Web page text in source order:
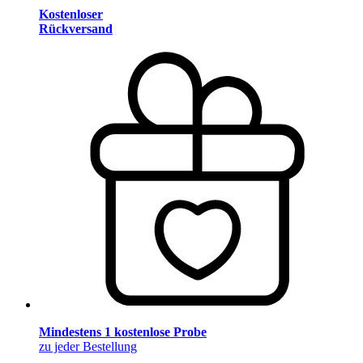
Kostenloser
Rückversand
Mindestens 1 kostenlose Probe
zu jeder Bestellung